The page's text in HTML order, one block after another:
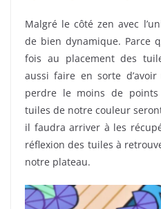
Malgré le côté zen avec
de bien dynamique. Parce
fois au placement des
aussi faire en sorte
perdre le moins de points
tuiles de notre couleur
il faudra arriver à les
réflexion des tuiles à
notre plateau.